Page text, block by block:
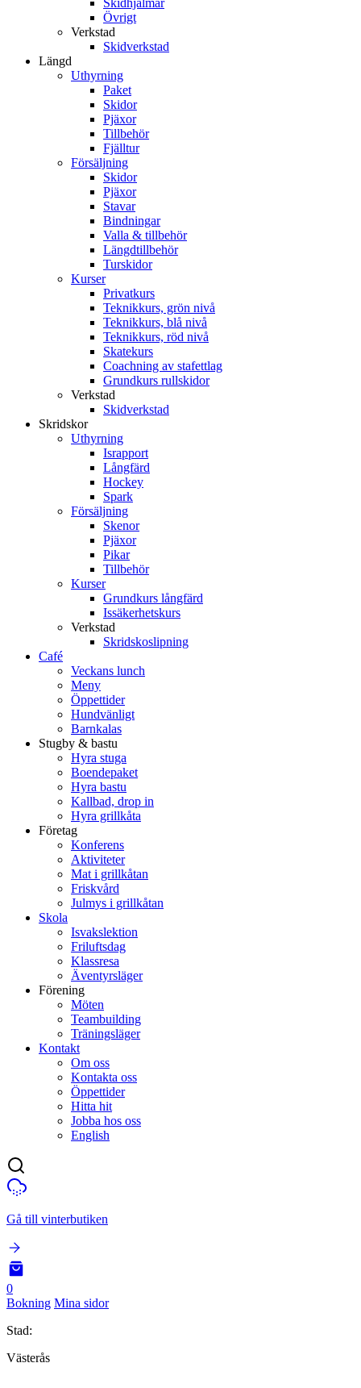
Skidhjälmar
Övrigt
Verkstad
Skidverkstad
Längd
Uthyrning
Paket
Skidor
Pjäxor
Tillbehör
Fjälltur
Försäljning
Skidor
Pjäxor
Stavar
Bindningar
Valla & tillbehör
Längdtillbehör
Turskidor
Kurser
Privatkurs
Teknikkurs, grön nivå
Teknikkurs, blå nivå
Teknikkurs, röd nivå
Skatekurs
Coachning av stafettlag
Grundkurs rullskidor
Verkstad
Skidverkstad
Skridskor
Uthyrning
Israpport
Långfärd
Hockey
Spark
Försäljning
Skenor
Pjäxor
Pikar
Tillbehör
Kurser
Grundkurs långfärd
Issäkerhetskurs
Verkstad
Skridskoslipning
Café
Veckans lunch
Meny
Öppettider
Hundvänligt
Barnkalas
Stugby & bastu
Hyra stuga
Boendepaket
Hyra bastu
Kallbad, drop in
Hyra grillkåta
Företag
Konferens
Aktiviteter
Mat i grillkåtan
Friskvård
Julmys i grillkåtan
Skola
Isvakslektion
Friluftsdag
Klassresa
Äventyrsläger
Förening
Möten
Teambuilding
Träningsläger
Kontakt
Om oss
Kontakta oss
Öppettider
Hitta hit
Jobba hos oss
English
Gå till vinterbutiken
0
Bokning Mina sidor
Stad:
Västerås